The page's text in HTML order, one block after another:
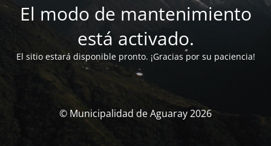
El modo de mantenimiento
está activado.
El sitio estará disponible pronto. ¡Gracias por su paciencia!
© Municipalidad de Aguaray 2026